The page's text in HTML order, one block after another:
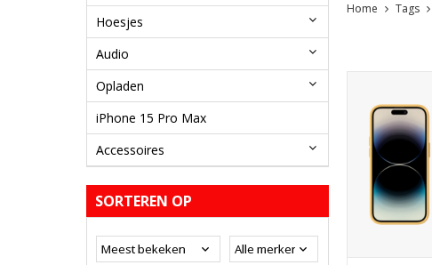
Hoesjes
Audio
Opladen
iPhone 15 Pro Max
Accessoires
SORTEREN OP
Home Tags